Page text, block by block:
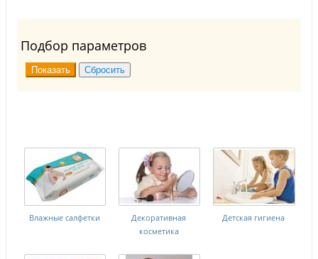
Подбор параметров
Влажные салфетки
Декоративная
косметика
Детская гигиена